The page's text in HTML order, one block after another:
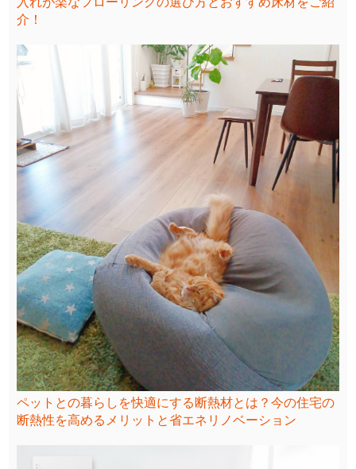
介！
ペットとの暮らしを快適にする断熱材とは？今の住宅の
断熱性を高めるメリットと省エネリノベーション